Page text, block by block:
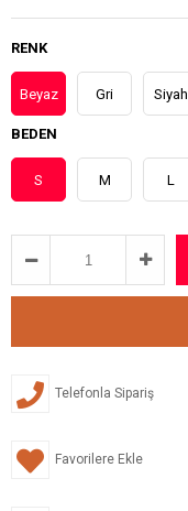
RENK
Beyaz Gri Siyah
BEDEN
S M L
Telefonla Sipariş
Favorilere Ekle